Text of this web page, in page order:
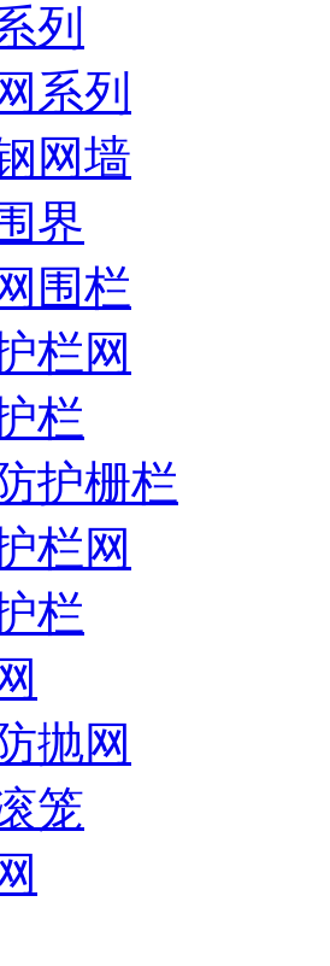
列
系列
网墙
界
围栏
栏网
栏
护栅栏
栏网
栏
抛网
笼